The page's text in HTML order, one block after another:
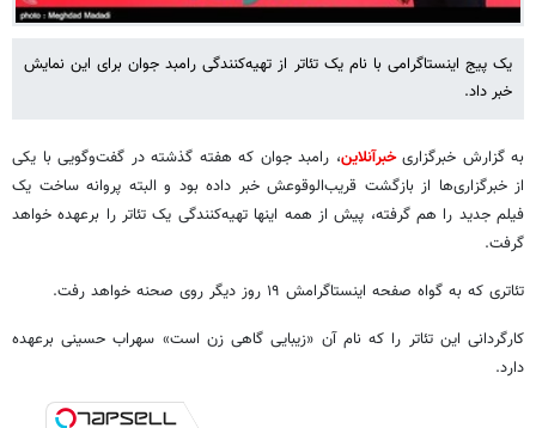
یک پیج اینستاگرامی با نام یک تئاتر از تهیه‌کنندگی رامبد جوان برای این نمایش
خبر داد.
به گزارش خبرگزاریخبرآنلاین، رامبد جوان که هفته گذشته در گفت‌وگویی با یکی
از خبرگزاری‌ها از بازگشت قریب‌الوقوعش خبر داده بود و البته پروانه ساخت یک
فیلم جدید را هم گرفته، پیش از همه اینها تهیه‌کنندگی یک تئاتر را برعهده خواهد
گرفت.
تئاتری که به گواه صفحه اینستاگرامش ۱۹ روز دیگر روی صحنه خواهد رفت.
کارگردانی این تئاتر را که نام آن «زیبایی گاهی زن است» سهراب حسینی برعهده
دارد.